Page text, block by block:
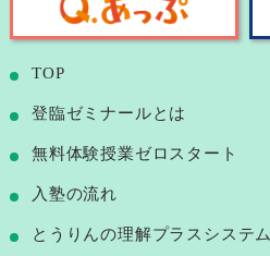
TOP
登臨ゼミナールとは
無料体験授業ゼロスタート
⼊塾の流れ
とうりんの理解プラスシステム